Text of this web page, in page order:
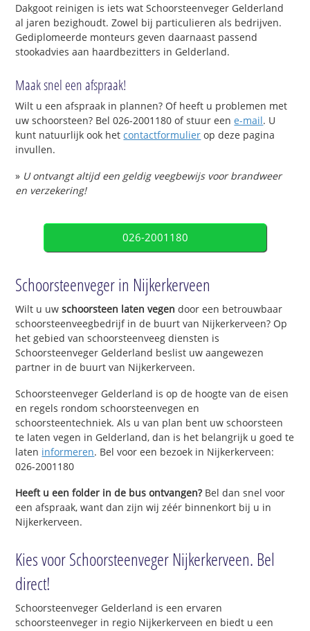
Dakgoot reinigen is iets wat Schoorsteenveger Gelderland
al jaren bezighoudt. Zowel bij particulieren als bedrijven.
Gediplomeerde monteurs geven daarnaast passend
stookadvies aan haardbezitters in Gelderland.
Maak snel een afspraak!
Wilt u een afspraak in plannen? Of heeft u problemen met
uw schoorsteen? Bel 026-2001180 of stuur eene-mail. U
kunt natuurlijk ook hetcontactformulier op deze pagina
invullen.
» U ontvangt altijd een geldig veegbewijs voor brandweer
en verzekering!
026-2001180
Schoorsteenveger in Nijkerkerveen
Wilt u uwschoorsteen laten vegen door een betrouwbaar
schoorsteenveegbedrijf in de buurt van Nijkerkerveen? Op
het gebied van schoorsteenveeg diensten is
Schoorsteenveger Gelderland beslist uw aangewezen
partner in de buurt van Nijkerkerveen.
Schoorsteenveger Gelderland is op de hoogte van de eisen
en regels rondom schoorsteenvegen en
schoorsteentechniek. Als u van plan bent uw schoorsteen
te laten vegen in Gelderland, dan is het belangrijk u goed te
laten informeren. Bel voor een bezoek in Nijkerkerveen:
026-2001180
Heeft u een folder in de bus ontvangen?Bel dan snel voor
een afspraak, want dan zijn wij zéér binnenkort bij u in
Nijkerkerveen.
Kies voor Schoorsteenveger Nijkerkerveen. Bel
direct!
Schoorsteenveger Gelderland is een ervaren
schoorsteenveger in regio Nijkerkerveen en biedt u een